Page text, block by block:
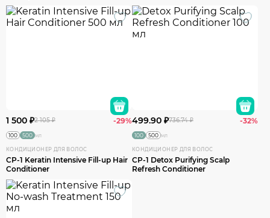
1 500 ₽2 105 ₽ -29%
100 500 мл
КОНДИЦИОНЕР ДЛЯ ВОЛОС
CP-1 Keratin Intensive Fill-up Hair
Conditioner
499.90 ₽736.74 ₽ -32%
100 500 мл
КОНДИЦИОНЕР ДЛЯ ВОЛОС
CP-1 Detox Purifying Scalp
Refresh Conditioner